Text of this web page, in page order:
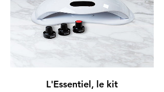
L'Essentiel, le kit